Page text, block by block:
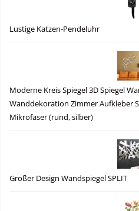
Lustige Katzen-Pendeluhr
Moderne Kreis Spiegel 3D Spiegel
Wanddekoration Zimmer Aufkleber
Mikrofaser (rund, silber)
Großer Design Wandspiegel SPLIT